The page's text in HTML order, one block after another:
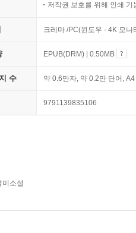
저작권 보호를 위해 인쇄 기
크레마 /PC(윈도우 - 4K 모
EPUB(DRM) | 0.50MB
수 약 0.6만자, 약 0.2만 단어,
9791139835106
미소설